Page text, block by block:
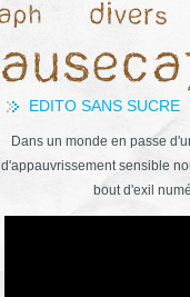
EDITO SANS SUCRE
Dans un monde en passe
d'appauvrissement sensible
bout d'exil